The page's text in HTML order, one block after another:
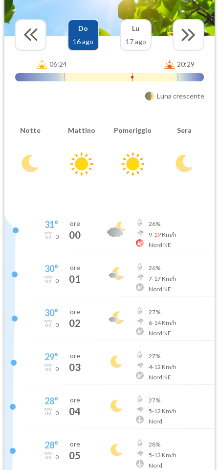
Do
16 ago
Lu
17 ago
06:24 20:29
Luna crescente
Notte Mattino Pomeriggio Sera
31°
0
ore
00
26%
9-19Km/h
Nord NE
30°
0
ore
01
26%
7-17Km/h
Nord NE
30°
0
ore
02
27%
6-14Km/h
Nord NE
29°
0
ore
03
27%
4-12 Km/h
Nord NE
28°
0
ore
04
27%
5-12 Km/h
Nord
28°
0
ore
05
28%
5-13 Km/h
Nord